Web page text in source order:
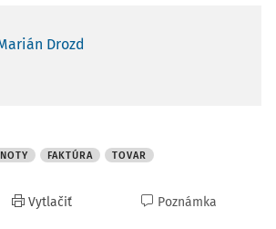
Drozd
FAKTÚRA TOVAR
Vytlačiť Poznámka